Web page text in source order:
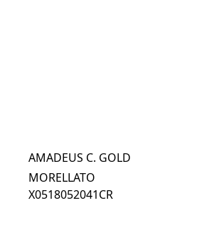
AMADEUS C. GOLD
MORELLATO
X0518052041CR